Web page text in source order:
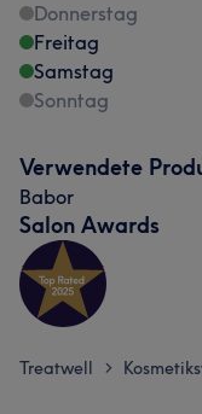
Donnerstag
Freitag
Samstag
Sonntag
Verwendete
Babor
Salon Awards
Treatwell >